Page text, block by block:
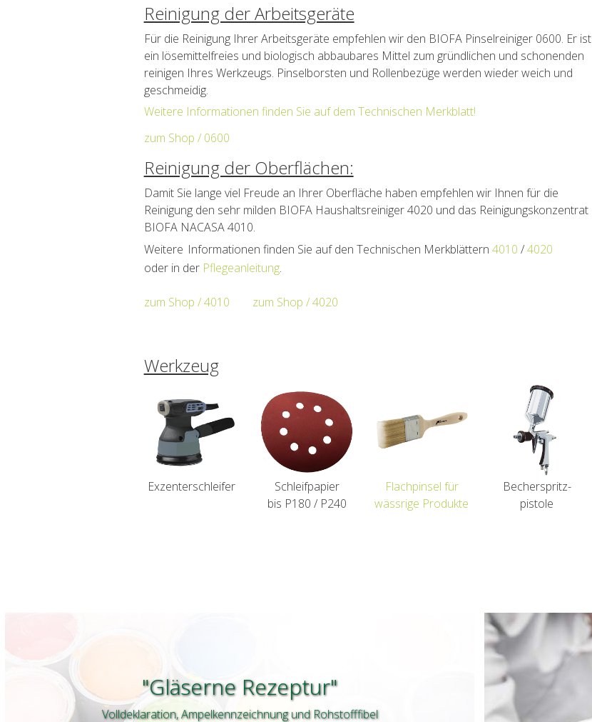
Reinigung der Arbeitsgeräte
Für die Reinigung Ihrer Arbeitsgeräte empfehlen wir den BIOFA Pinselreiniger 0600. Er ist
ein lösemittelfreies und biologisch abbaubares Mittel zum gründlichen und schonenden
reinigen Ihres Werkzeugs. Pinselborsten und Rollenbezüge werden wieder weich und
geschmeidig.
Weitere Informationen finden Sie auf dem Technischen Merkblatt!
zum Shop / 0600
Reinigung der Oberflächen:
Damit Sie lange viel Freude an Ihrer Oberfläche haben empfehlen wir Ihnen für die
Reinigung den sehr milden BIOFA Haushaltsreiniger 4020 und das Reinigungskonzentrat
BIOFA NACASA 4010.
Weitere Informationen finden Sie auf den Technischen Merkblättern 4010 /4020
oder in der Pflegeanleitung.
zum Shop / 4010 zum Shop / 4020
Werkzeug
Exzenterschleifer
Schleifpapier
bis P180 / P240
Flachpinsel für
wässrige Produkte
Becherspritz-
pistole
"Gläserne Rezeptur"
Volldeklaration, Ampelkennzeichnung und Rohstofffibel